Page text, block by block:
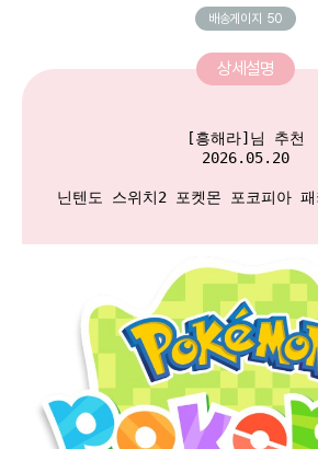
배송게이지 50
상세설명
[흥해라]님 추천
2026.05.20
닌텐도 스위치2 포켓몬 포코피아